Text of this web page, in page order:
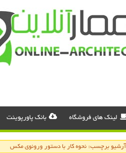
لینک های فروشگاه بانک پاورپوینت
آرشیو برچسب: نحوه کار با دستور ورونوی مکس